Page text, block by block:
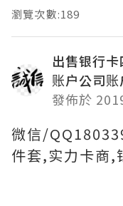
瀏覽次數:189
出售银行
账户公司账
發佈於
微信/
件套,实力卡商,